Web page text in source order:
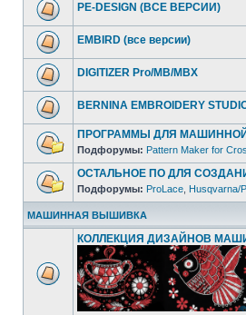
PE-DESIGN (ВСЕ ВЕРСИИ)
EMBIRD (все версии)
DIGITIZER Pro/MB/MBX
BERNINA EMBROIDERY
ПРОГРАММЫ ДЛЯ
Подфорумы: Pattern Maker for
ОСТАЛЬНОЕ ПО ДЛЯ
Подфорумы: ProLace Husqvarna/
МАШИННАЯ ВЫШИВКА
КОЛЛЕКЦИЯ ДИЗАЙНОВ